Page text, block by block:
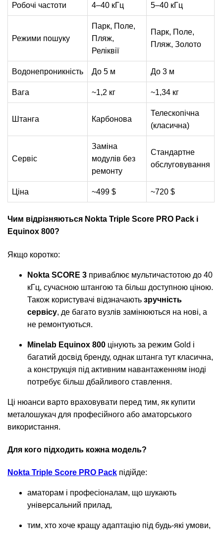
Робочі частоти 4–40 кГц 5–40 кГц
Режими пошуку
Парк, Поле,
Пляж,
Реліквії
Парк, Поле,
Пляж, Золото
Водонепроникність До 5 м До 3 м
Вага ~1,2 кг ~1,34 кг
Штанга Карбонова
Телескопічна
(класична)
Сервіс
Заміна
модулів без
ремонту
Стандартне
обслуговування
Ціна ~499 $ ~720 $
Чим відрізняються Nokta Triple Score PRO Pack і
Equinox 800?
Якщо коротко:
Nokta SCORE 3 приваблює мультичастотою до 40
кГц, сучасною штангою та більш доступною ціною.
Також користувачі відзначають зручність
сервісу, де багато вузлів замінюються на нові, а
не ремонтуються.
Minelab Equinox 800 цінують за режим Gold і
багатий досвід бренду, однак штанга тут класична,
а конструкція під активним навантаженням іноді
потребує більш дбайливого ставлення.
Ці нюанси варто враховувати перед тим, як купити
металошукач для професійного або аматорського
використання.
Для кого підходить кожна модель?
Nokta Triple Score PRO Pack підійде:
аматорам і професіоналам, що шукають
універсальний прилад,
тим, хто хоче кращу адаптацію під будь-які умови,